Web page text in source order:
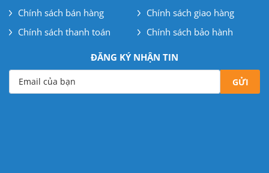
Chính sách bán hàng
Chính sách giao hàng
Chính sách thanh toán
Chính sách bảo hành
ĐĂNG KÝ NHẬN TIN
Email của bạn